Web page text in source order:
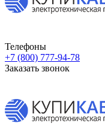
Телефоны
+7 (800) 777-94-78
Заказать звонок